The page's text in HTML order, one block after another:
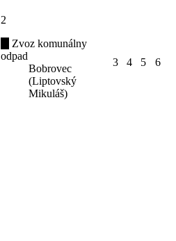
2
Zvoz komunálny
odpad
Bobrovec
(Liptovský
Mikuláš)
3 4 5 6